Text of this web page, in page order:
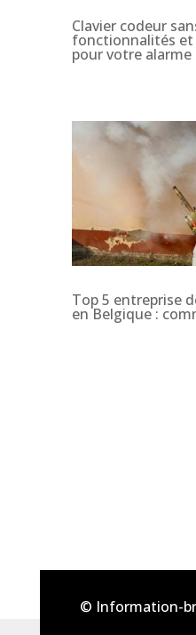
Clavier codeur
fonctionnalités et
pour votre alarme
Top 5 entreprise
en Belgique :
© Information-